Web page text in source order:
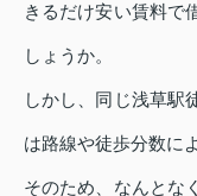
きるだけ安い賃料で
しょうか。
しかし、同じ浅草駅
は路線や徒歩分数に
そのため、なんとな